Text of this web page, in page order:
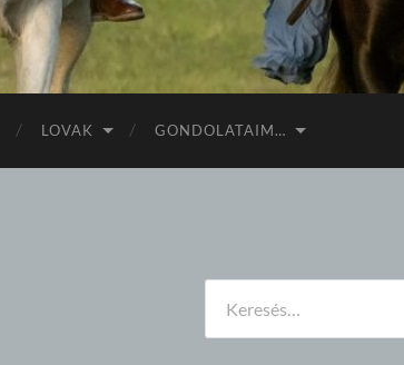
LOVAK GONDOLATAIM…